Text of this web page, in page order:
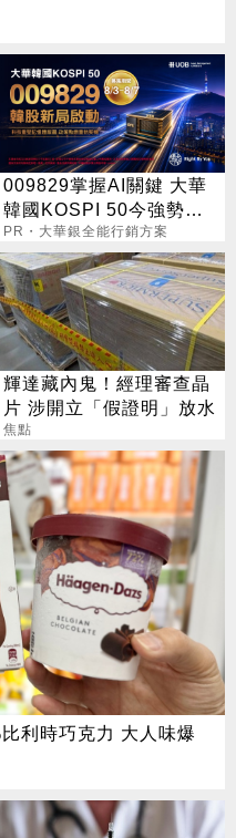
009829掌握AI關鍵 大華
韓國KOSPI 50今強勢開
募
PR・大華銀全能行銷方案
輝達藏內鬼！經理審查晶
片 涉開立「假證明」放水
焦點
利時巧克力 大人味爆